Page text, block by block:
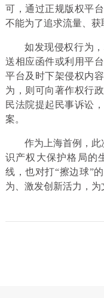
可，通过正规版权平
不能为了追求流量、获
如发现侵权行为
送相应函件或利用平
平台及时下架侵权内
为，则可向著作权行
民法院提起民事诉讼
案。
作为上海首例，此
识产权大保护格局的
线，也对打“擦边球”
为、激发创新活力，为